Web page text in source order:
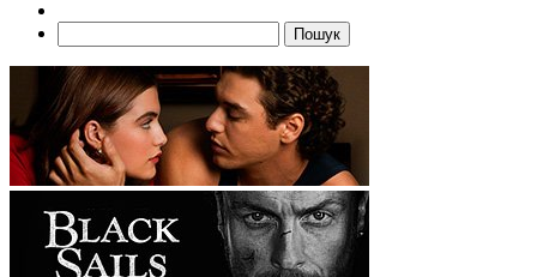
Пошук